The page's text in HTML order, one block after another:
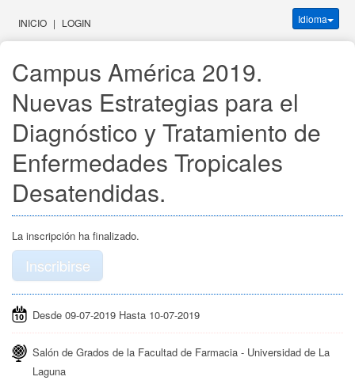
INICIO | LOGIN Idioma
Campus América 2019.
Nuevas Estrategias para el
Diagnóstico y Tratamiento de
Enfermedades Tropicales
Desatendidas.
La inscripción ha finalizado.
Inscribirse
Desde 09-07-2019 Hasta 10-07-2019
Salón de Grados de la Facultad de Farmacia - Universidad de La
Laguna